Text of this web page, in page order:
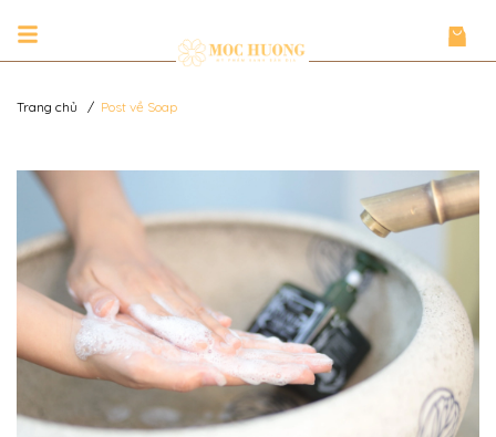
Trang chủ / Post về Soap